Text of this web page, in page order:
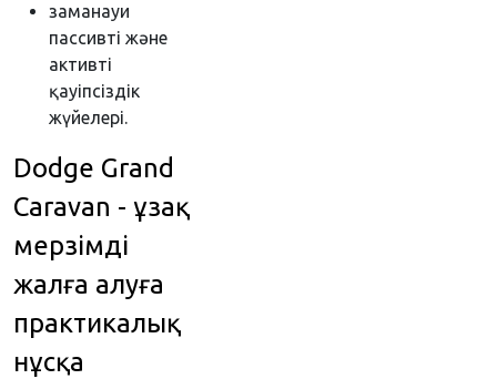
заманауи
пассивті және
активті
қауіпсіздік
жүйелері.
Dodge Grand
Caravan - ұзақ
мерзімді
жалға алуға
практикалық
нұсқа